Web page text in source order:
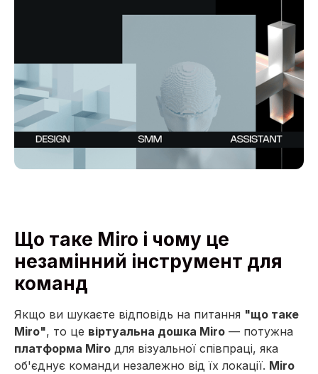
Що таке Miro і чому це
незамінний інструмент для
команд
Якщо ви шукаєте відповідь на питання "що таке
Miro", то це віртуальна дошка Miro — потужна
платформа Miro для візуальної співпраці, яка
об'єднує команди незалежно від їх локації. Miro